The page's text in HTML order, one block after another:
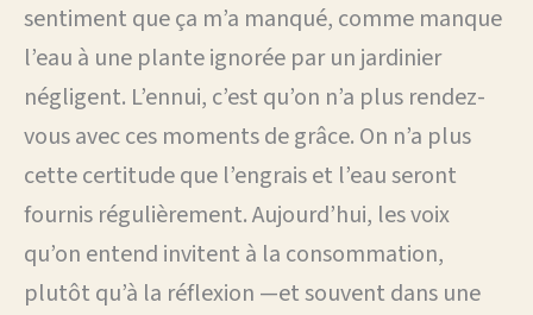
sentiment que ça m’a manqué, comme manque
l’eau à une plante ignorée par un jardinier
négligent. L’ennui, c’est qu’on n’a plus rendez-
vous avec ces moments de grâce. On n’a plus
cette certitude que l’engrais et l’eau seront
fournis régulièrement. Aujourd’hui, les voix
qu’on entend invitent à la consommation,
plutôt qu’à la réflexion —et souvent dans une